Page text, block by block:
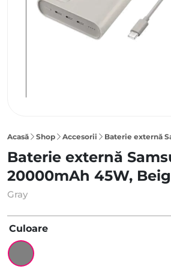
Acasă Shop Accesorii Baterie externă
Baterie externă
20000mAh 45W,
Gray
Culoare